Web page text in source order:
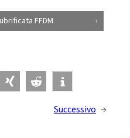
FFDM
Successivo →